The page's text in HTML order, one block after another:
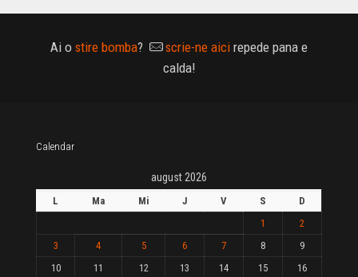
Ai o stire bomba? scrie-ne aici repede pana e
calda!
Calendar
august 2026
L Ma Mi J V S
D
1
2
3
4 5 6 7 8
9
10
11 12 13 14 15
16